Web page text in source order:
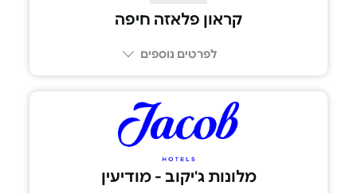
קראון פלאזה חיפה
לפרטים נוספים
מלונות ג'יקוב - מודיעין